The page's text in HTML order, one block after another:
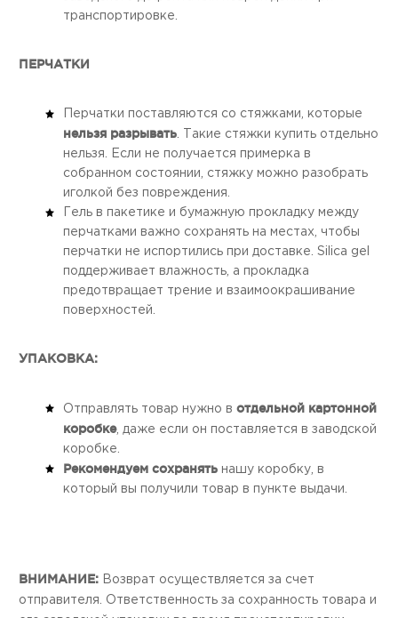
транспортировке.
ПЕРЧАТКИ
Перчатки поставляются со стяжками, которые
нельзя разрывать . Такие стяжки купить отдельно
нельзя. Если не получается примерка в
собранном состоянии, стяжку можно разобрать
иголкой без повреждения.
Гель в пакетике и бумажную прокладку между
перчатками важно сохранять на местах, чтобы
перчатки не испортились при доставке. Silica gel
поддерживает влажность, а прокладка
предотвращает трение и взаимоокрашивание
поверхностей.
УПАКОВКА:
Отправлять товар нужно вотдельной картонной
коробке, даже если он поставляется в заводской
коробке.
Рекомендуем сохранять нашу коробку, в
который вы получили товар в пункте выдачи.
ВНИМАНИЕ: Возврат осуществляется за счет
отправителя. Ответственность за сохранность товара и